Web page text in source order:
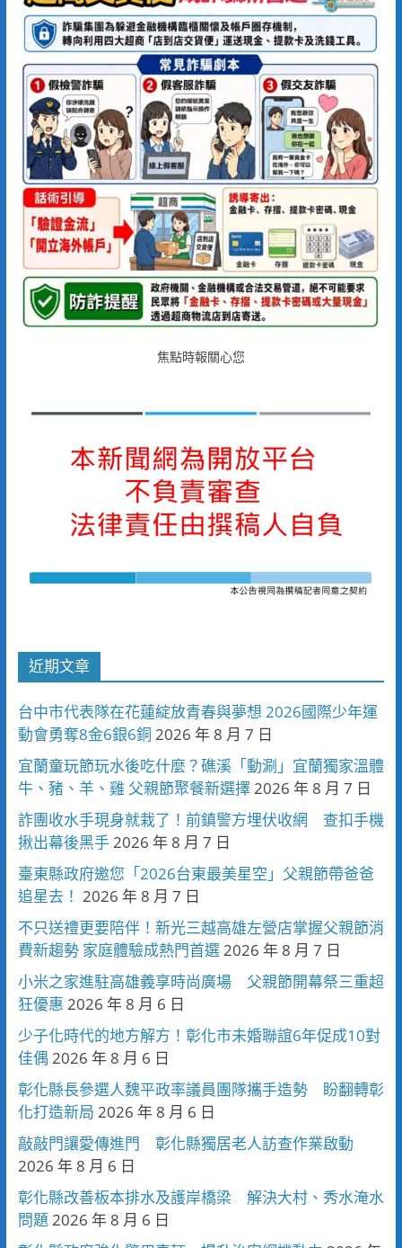
焦點時報關心您
近期文章
台中市代表隊在花蓮綻放青春與夢想 2026國際少年運
動會勇奪8金6銀6銅 2026 年 8 月 7 日
宜蘭童玩節玩水後吃什麼？礁溪「動涮」宜蘭獨家溫體
牛、豬、羊、雞 父親節聚餐新選擇2026 年 8 月 7 日
詐團收水手現身就栽了！前鎮警方埋伏收網 查扣手機
揪出幕後黑手2026 年 8 月 7 日
臺東縣政府邀您「2026台東最美星空」父親節帶爸爸
追星去！ 2026 年 8 月 7 日
不只送禮更要陪伴！新光三越高雄左營店掌握父親節消
費新趨勢 家庭體驗成熱門首選2026 年 8 月 7 日
小米之家進駐高雄義享時尚廣場 父親節開幕祭三重超
狂優惠 2026 年 8 月 6 日
少子化時代的地方解方！彰化市未婚聯誼6年促成10對
佳偶 2026 年 8 月 6 日
彰化縣長參選人魏平政率議員團隊攜手造勢 盼翻轉彰
化打造新局 2026 年 8 月 6 日
敲敲門讓愛傳進門 彰化縣獨居老人訪查作業啟動
2026 年 8 月 6 日
彰化縣改善板本排水及護岸橋梁 解決大村、秀水淹水
問題 2026 年 8 月 6 日